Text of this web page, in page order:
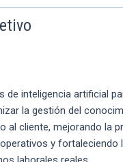
de inteligencia artificial
la gestión del
al cliente, mejorando la
y fortaleciendo